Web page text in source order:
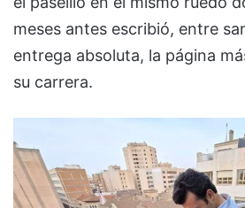
meses antes escribió, entre
entrega absoluta, la página
su carrera.